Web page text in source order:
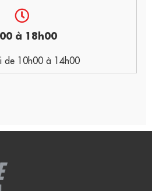
à 18h00
de 10h00 à 14h00